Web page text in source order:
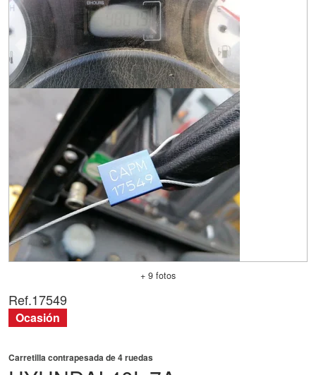
+ 9 fotos
Carretilla contrapesada de 4 ruedas
Ref.17549
Ocasión